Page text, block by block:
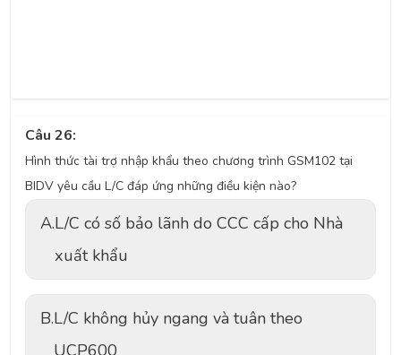
Câu 26:
Hình thức tài trợ nhập khẩu theo chương trình GSM102 tại
BIDV yêu cầu L/C đáp ứng những điều kiện nào?
A.L/C có số bảo lãnh do CCC cấp cho Nhà
xuất khẩu
B.L/C không hủy ngang và tuân theo
UCP600